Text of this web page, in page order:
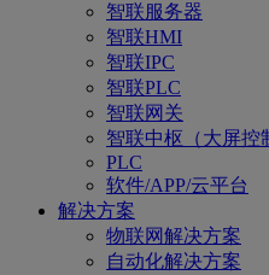
智联服务器
智联HMI
智联IPC
智联PLC
智联网关
智联中枢（大屏控
PLC
软件/APP/云平台
解决方案
物联网解决方案
自动化解决方案